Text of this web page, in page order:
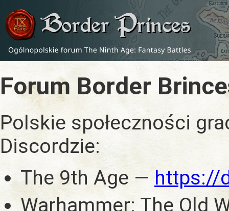
Forum Border
Polskie społeczności
Discordzie:
The 9th Age —https://
Warhammer: The Old